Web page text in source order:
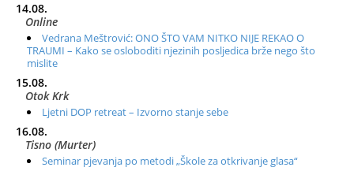
14.08.
Online
Vedrana Meštrović: ONO ŠTO VAM NITKO NIJE REKAO O
TRAUMI – Kako se osloboditi njezinih posljedica brže nego što
mislite
15.08.
Otok Krk
Ljetni DOP retreat – Izvorno stanje sebe
16.08.
Tisno (Murter)
Seminar pjevanja po metodi „Škole za otkrivanje glasa“